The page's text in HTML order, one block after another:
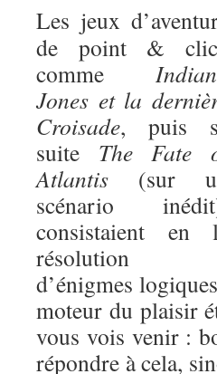
Les jeux
de point &
comme
Jones et la
Croisade, puis
suite The Fate
Atlantis (sur
scénario
consistaient en
résolution
d’énigmes
moteur du plaisir
vous vois venir :
répondre à cela,